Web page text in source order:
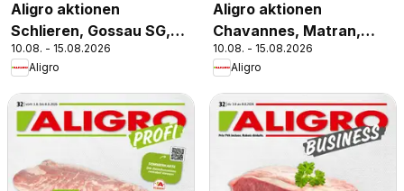
Aligro aktionen
Schlieren, Gossau SG,
Frauenfeld, Rapperswil-
Jona, Sargans, Bern
10.08. - 15.08.2026
Aligro
Aligro aktionen
Chavannes, Matran,
Genf, Sitten
10.08. - 15.08.2026
Aligro